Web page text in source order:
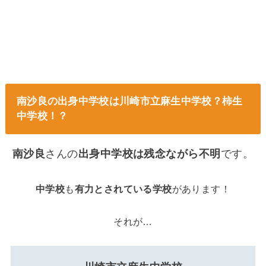
南沙良の出身中学校は川崎市立麻生中学校？柿生
中学校！？
南沙良 さんの出身中学校は残念ながら不明 です。
中学校も有力とされている学校があります！
それが…